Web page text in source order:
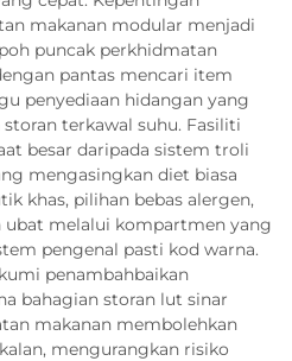
makanan modular menjadi
puncak perkhidmatan
pantas mencari item
penyediaan hidangan yang
terkawal suhu. Fasiliti
besar daripada sistem troli
mengasingkan diet biasa
khas, pilihan bebas alergen,
ubat melalui kompartmen yang
pengenal pasti kod warna.
penambahbaikan
bahagian storan lut sinar
makanan membolehkan
mengurangkan risiko